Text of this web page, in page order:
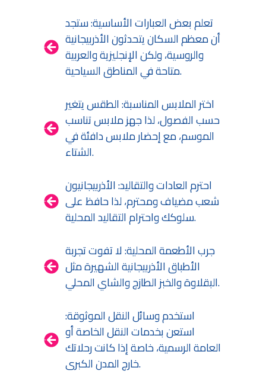
تعلم بعض العبارات الأساسية: ستجد
أن معظم السكان يتحدثون الأذربيجانية
والروسية، ولكن الإنجليزية والعربية
متاحة في المناطق السياحية.
اختر الملابس المناسبة: الطقس يتغير
حسب الفصول، لذا جهز ملابس تناسب
الموسم، مع إحضار ملابس دافئة في
الشتاء.
احترم العادات والتقاليد: الأذربيجانيون
شعب مضياف ومحترم، لذا حافظ على
سلوكك واحترام التقاليد المحلية.
جرب الأطعمة المحلية: لا تفوت تجربة
الأطباق الأذربيجانية الشهيرة مثل
البقلاوة والخبز الطازج والشاي المحلي.
استخدم وسائل النقل الموثوقة:
استعن بخدمات النقل الخاصة أو
العامة الرسمية، خاصة إذا كانت رحلاتك
خارج المدن الكبرى.